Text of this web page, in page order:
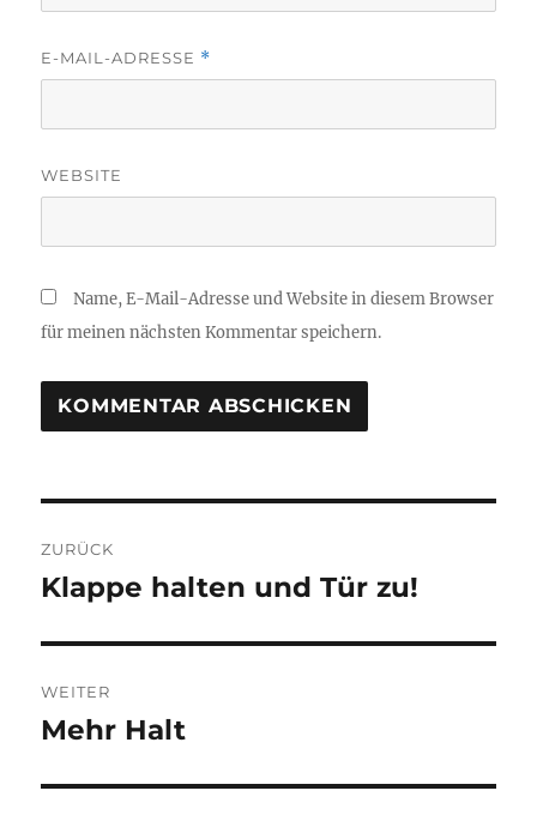
E-MAIL-ADRESSE *
WEBSITE
Name, E-Mail-Adresse und Website in diesem Browser
für meinen nächsten Kommentar speichern.
ZURÜCK
Vorheriger
Klappe halten und Tür zu!
WEITER
Nächster
Mehr Halt